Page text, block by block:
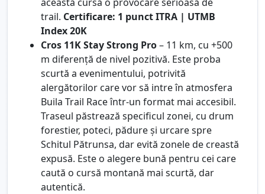
trail. Certificare: 1 punct ITRA | UTMB
Index 20K
Cros 11K Stay Strong Pro– 11 km, cu +500
m diferență de nivel pozitivă. Este proba
scurtă a evenimentului, potrivită
alergătorilor care vor să intre în atmosfera
Buila Trail Race într-un format mai accesibil.
Traseul păstrează specificul zonei, cu drum
forestier, poteci, pădure și urcare spre
Schitul Pătrunsa, dar evită zonele de creastă
expusă. Este o alegere bună pentru cei care
caută o cursă montană mai scurtă, dar
autentică.